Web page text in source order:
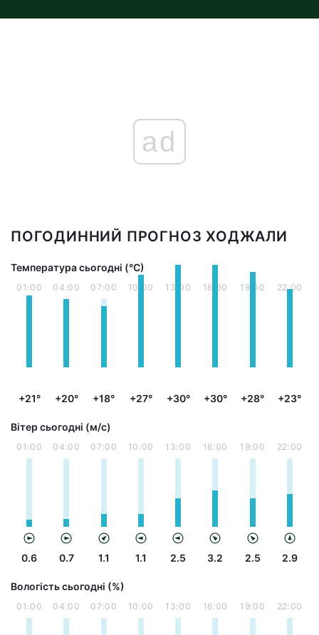
ad
ПОГОДИННИЙ ПРОГНОЗ ХОДЖАЛИ
Температура сьогодні (°С)
01:00
+21°
04:00
+20°
07:00
+18°
10:00
+27°
13:00
+30°
16:00
+30°
19:00
+28°
22:00
+23°
Вітер сьогодні (м/с)
01:00
0.6
04:00
0.7
07:00
1.1
10:00
1.1
13:00
2.5
16:00
3.2
19:00
2.5
22:00
2.9
Вологість сьогодні (%)
01:00 04:00 07:00 10:00 13:00 16:00 19:00 22:00